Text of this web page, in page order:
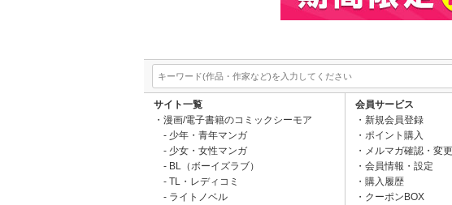
サイト一覧
漫画/電子書籍のコミックシーモア
少年・青年マンガ
少女・女性マンガ
BL（ボーイズラブ）
TL・レディコミ
ライトノベル
会員サービス
新規会員登録
ポイント購入
メルマガ確認・変更
会員情報・設定
購入履歴
クーポンBOX